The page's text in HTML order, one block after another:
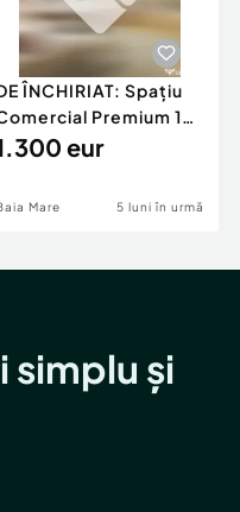
ÎNCHIRIAT: Spațiu
Premium 146
– Vizibili
eur
Mare 5 luni în urmă
simplu și